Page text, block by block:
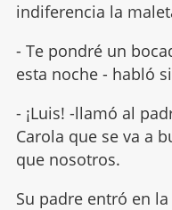
indiferencia la
- Te pondré un
esta noche - habló
- ¡Luis! -llamó al
Carola que se va a
que nosotros.
Su padre entró en